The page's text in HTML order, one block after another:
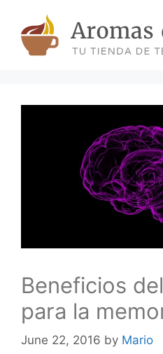
content
Beneficios
para la
June 22, 2016 by Mario